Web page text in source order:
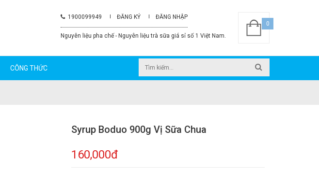
0
1900099949 ĐĂNG KÝ ĐĂNG NHẬP
Nguyên liệu pha chế - Nguyên liệu trà sữa giá sỉ số 1 Việt Nam.
CÔNG THỨC
Syrup Boduo 900g Vị Sữa Chua
160,000đ